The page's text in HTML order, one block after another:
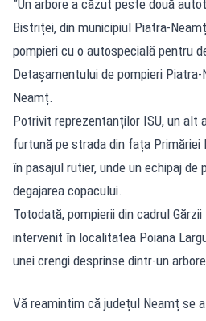
”Un arbore a căzut peste două
Bistriței, din municipiul Piatra-
pompieri cu o autospecială pentru
Detașamentului de pompieri
Neamț.
Potrivit reprezentanților ISU, un alt
furtună pe strada din fața Primăriei
în pasajul rutier, unde un echipaj de
degajarea copacului.
Totodată, pompierii din cadrul
intervenit în localitatea Poiana
unei crengi desprinse dintr-un
Vă reamintim că județul Neamț se